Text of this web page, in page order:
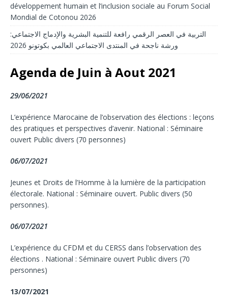
développement humain et l’inclusion sociale au Forum Social
Mondial de Cotonou 2026
التربية في العصر الرقمي رافعة للتنمية البشرية والإدماج الاجتماعي:
ورشة ناجحة في المنتدى الاجتماعي العالمي بكوتونو 2026
Agenda de Juin à Aout 2021
29/06/2021
L’expérience Marocaine de l’observation des élections : leçons
des pratiques et perspectives d’avenir. National : Séminaire
ouvert Public divers (70 personnes)
06/07/2021
Jeunes et Droits de l’Homme à la lumière de la participation
électorale. National : Séminaire ouvert. Public divers (50
personnes).
06/07/2021
L’expérience du CFDM et du CERSS dans l’observation des
élections . National : Séminaire ouvert Public divers (70
personnes)
13/07/2021